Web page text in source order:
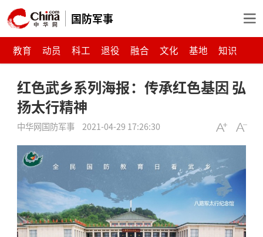
国防军事
教育 动员 科工 退役 融合 文化 基地 知识
红色武乡系列海报：传承红色基因 弘
扬太行精神
中华网国防军事 2021-04-29 17:26:30